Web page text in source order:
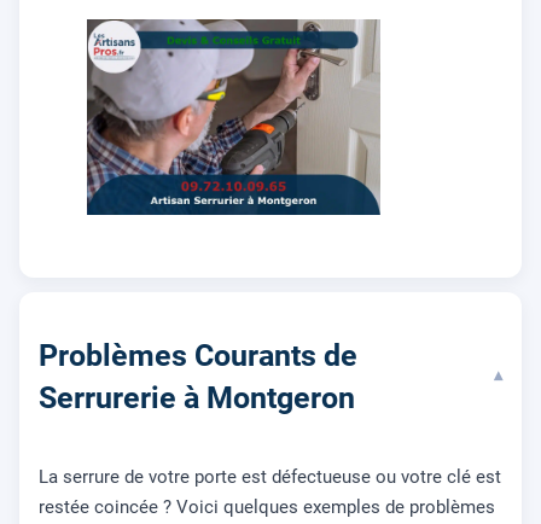
Problèmes Courants de
Serrurerie à Montgeron
▾
La serrure de votre porte est défectueuse ou votre clé est
restée coincée ? Voici quelques exemples de problèmes